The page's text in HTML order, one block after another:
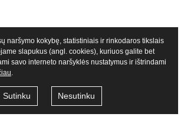
naršymo kokybę, statistiniais ir rinkodaros tikslais
slapukus (angl. cookies), kuriuos galite bet
savo interneto naršyklės nustatymus ir ištrindami
Sutinku Nesutinku